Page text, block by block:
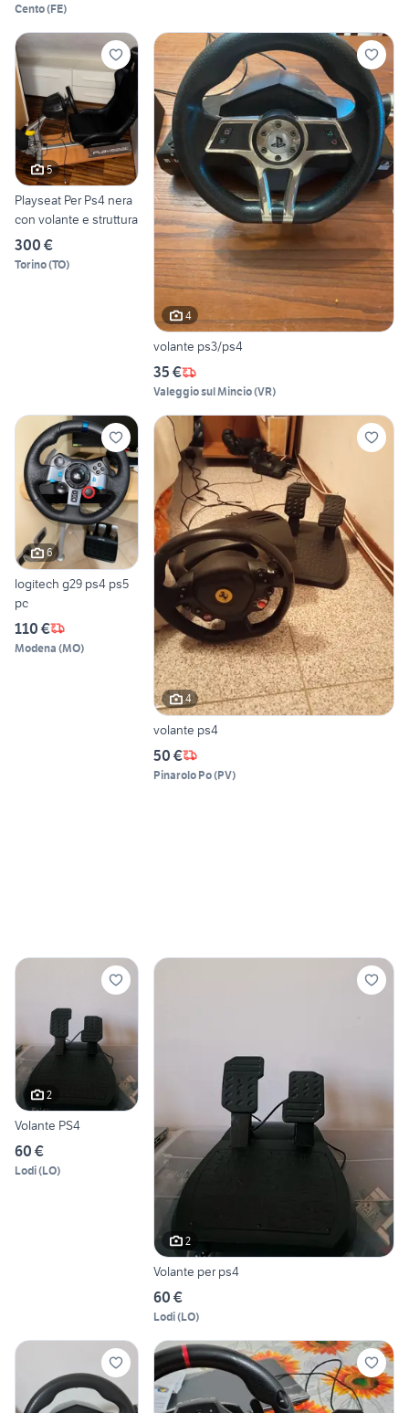
Cento(FE)
5
Playseat Per Ps4 nera
con volante e struttura
300 €
Torino(TO)
4
volante ps3/ps4
35 €
Valeggio sul Mincio(VR)
6
logitech g29 ps4 ps5
pc
110 €
Modena (MO)
4
volante ps4
50 €
Pinarolo Po(PV)
2
Volante PS4
60 €
Lodi(LO)
2
Volante per ps4
60 €
Lodi(LO)